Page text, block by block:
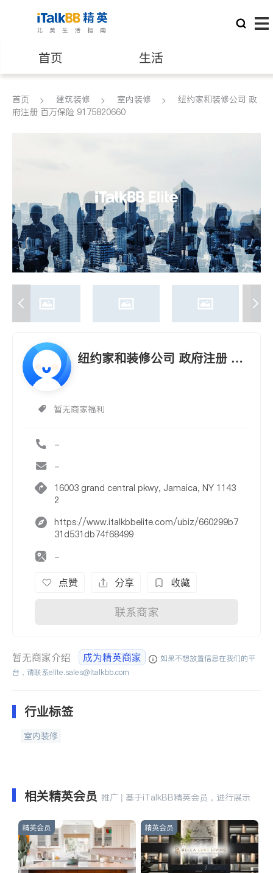
首页 生活
医生 律师
养老 非盈利组织
首页 建筑装修 室内装修
纽约家和装修公司 政
府注册 百万保险 9175820660
纽约家和装修公司 政府注册 百
暂无商家福利
-
-
16003 grand central pkwy, Jamaica, NY 1143
2
https://www.italkbbelite.com/ubiz/660299b7
31d531db74f68499
-
点赞 分享 收藏
联系商家
暂无商家介绍 成为精英商家
如果不想放置信息在我们的平
台，请联系elite.sales@italkbb.com
行业标签
室内装修
相关精英会员 推广 | 基于iTalkBB精英会员，进行展示
精英会员 精英会员